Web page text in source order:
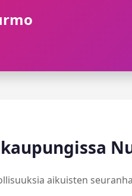
aikuisten